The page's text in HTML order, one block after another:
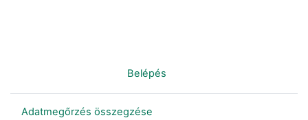
Belépés
Adatmegőrzés összegzése